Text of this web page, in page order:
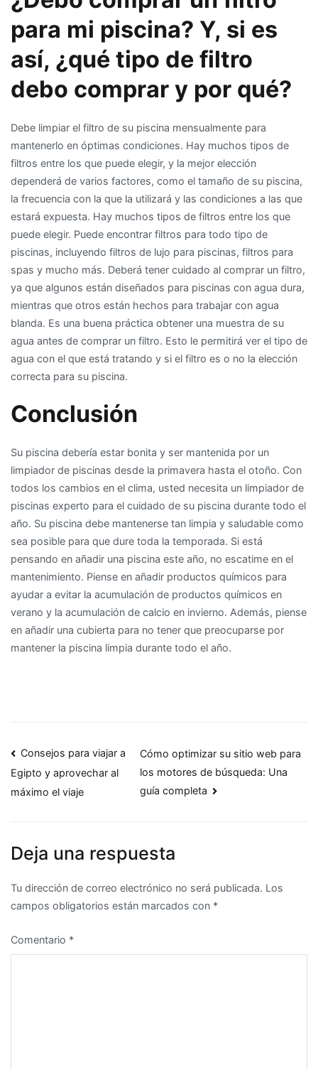
para mi piscina? Y, si es
así, ¿qué tipo de filtro
debo comprar y por qué?
Debe limpiar el filtro de su piscina mensualmente para
mantenerlo en óptimas condiciones. Hay muchos tipos de
filtros entre los que puede elegir, y la mejor elección
dependerá de varios factores, como el tamaño de su piscina,
la frecuencia con la que la utilizará y las condiciones a las que
estará expuesta. Hay muchos tipos de filtros entre los que
puede elegir. Puede encontrar filtros para todo tipo de
piscinas, incluyendo filtros de lujo para piscinas, filtros para
spas y mucho más. Deberá tener cuidado al comprar un filtro,
ya que algunos están diseñados para piscinas con agua dura,
mientras que otros están hechos para trabajar con agua
blanda. Es una buena práctica obtener una muestra de su
agua antes de comprar un filtro. Esto le permitirá ver el tipo de
agua con el que está tratando y si el filtro es o no la elección
correcta para su piscina.
Conclusión
Su piscina debería estar bonita y ser mantenida por un
limpiador de piscinas desde la primavera hasta el otoño. Con
todos los cambios en el clima, usted necesita un limpiador de
piscinas experto para el cuidado de su piscina durante todo el
año. Su piscina debe mantenerse tan limpia y saludable como
sea posible para que dure toda la temporada. Si está
pensando en añadir una piscina este año, no escatime en el
mantenimiento. Piense en añadir productos químicos para
ayudar a evitar la acumulación de productos químicos en
verano y la acumulación de calcio en invierno. Además, piense
en añadir una cubierta para no tener que preocuparse por
mantener la piscina limpia durante todo el año.
Navegación
de
Consejos para viajar a
Egipto y aprovechar al
máximo el viaje
Cómo optimizar su sitio web para
los motores de búsqueda: Una
guía completa
Deja una respuesta
Tu dirección de correo electrónico no será publicada. Los
campos obligatorios están marcados con *
Comentario *